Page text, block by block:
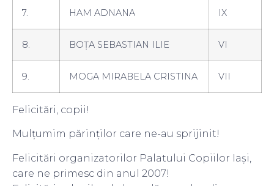
7. HAM ADNANA IX
8. BOȚA SEBASTIAN ILIE VI
9. MOGA MIRABELA CRISTINA VII
Felicitări, copii!
Mulțumim părinților care ne-au sprijinit!
Felicitări organizatorilor Palatului Copiilor Iași,
care ne primesc din anul 2007!